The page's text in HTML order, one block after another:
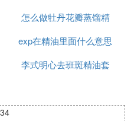
中，便可得到不同的效
水箱中直接加入5-8滴精
散发到空气中。
华油，放在暖气管散发
怎么做牡丹花瓣蒸馏精
油
exp在精油里面什么意思
李式明心去班斑精油套